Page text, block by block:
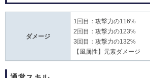
ダメージ
1回目：攻撃力の116%
2回目：攻撃力の123%
3回目：攻撃力の132%
【風属性】元素ダメージ